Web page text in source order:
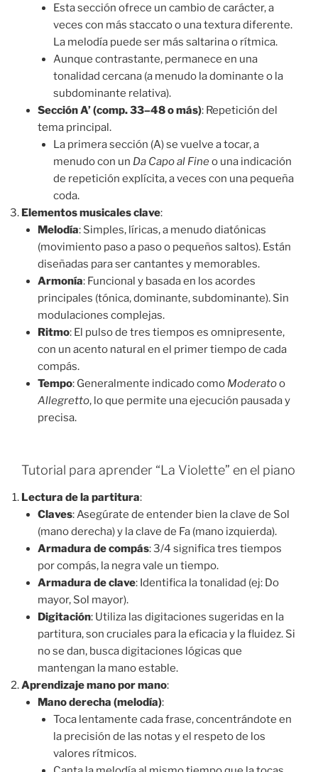
Esta sección ofrece un cambio de carácter, a
veces con más staccato o una textura diferente.
La melodía puede ser más saltarina o rítmica.
Aunque contrastante, permanece en una
tonalidad cercana (a menudo la dominante o la
subdominante relativa).
Sección A’ (comp. 33–48 o más): Repetición del
tema principal.
La primera sección (A) se vuelve a tocar, a
menudo con un Da Capo al Fineo una indicación
de repetición explícita, a veces con una pequeña
coda.
Elementos musicales clave:
Melodía: Simples, líricas, a menudo diatónicas
(movimiento paso a paso o pequeños saltos). Están
diseñadas para ser cantantes y memorables.
Armonía: Funcional y basada en los acordes
principales (tónica, dominante, subdominante). Sin
modulaciones complejas.
Ritmo: El pulso de tres tiempos es omnipresente,
con un acento natural en el primer tiempo de cada
compás.
Tempo: Generalmente indicado como Moderatoo
Allegretto, lo que permite una ejecución pausada y
precisa.
Tutorial para aprender “La Violette” en el piano
Lectura de la partitura:
Claves: Asegúrate de entender bien la clave de Sol
(mano derecha) y la clave de Fa (mano izquierda).
Armadura de compás: 3/4 significa tres tiempos
por compás, la negra vale un tiempo.
Armadura de clave: Identifica la tonalidad (ej: Do
mayor, Sol mayor).
Digitación: Utiliza las digitaciones sugeridas en la
partitura, son cruciales para la eficacia y la fluidez. Si
no se dan, busca digitaciones lógicas que
mantengan la mano estable.
Aprendizaje mano por mano:
Mano derecha (melodía):
Toca lentamente cada frase, concentrándote en
la precisión de las notas y el respeto de los
valores rítmicos.